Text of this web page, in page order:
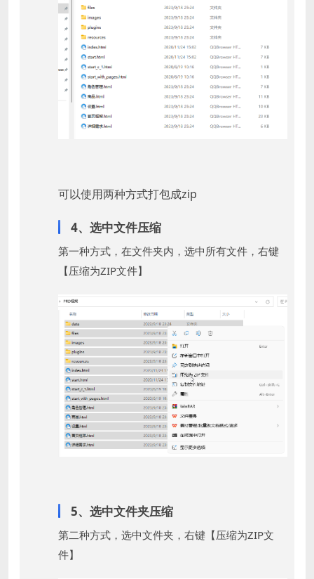
可以使用两种方式打包成zip
4、选中文件压缩
第一种方式，在文件夹内，选中所有文件，右键
【压缩为ZIP文件】
5、选中文件夹压缩
第二种方式，选中文件夹，右键【压缩为ZIP文
件】